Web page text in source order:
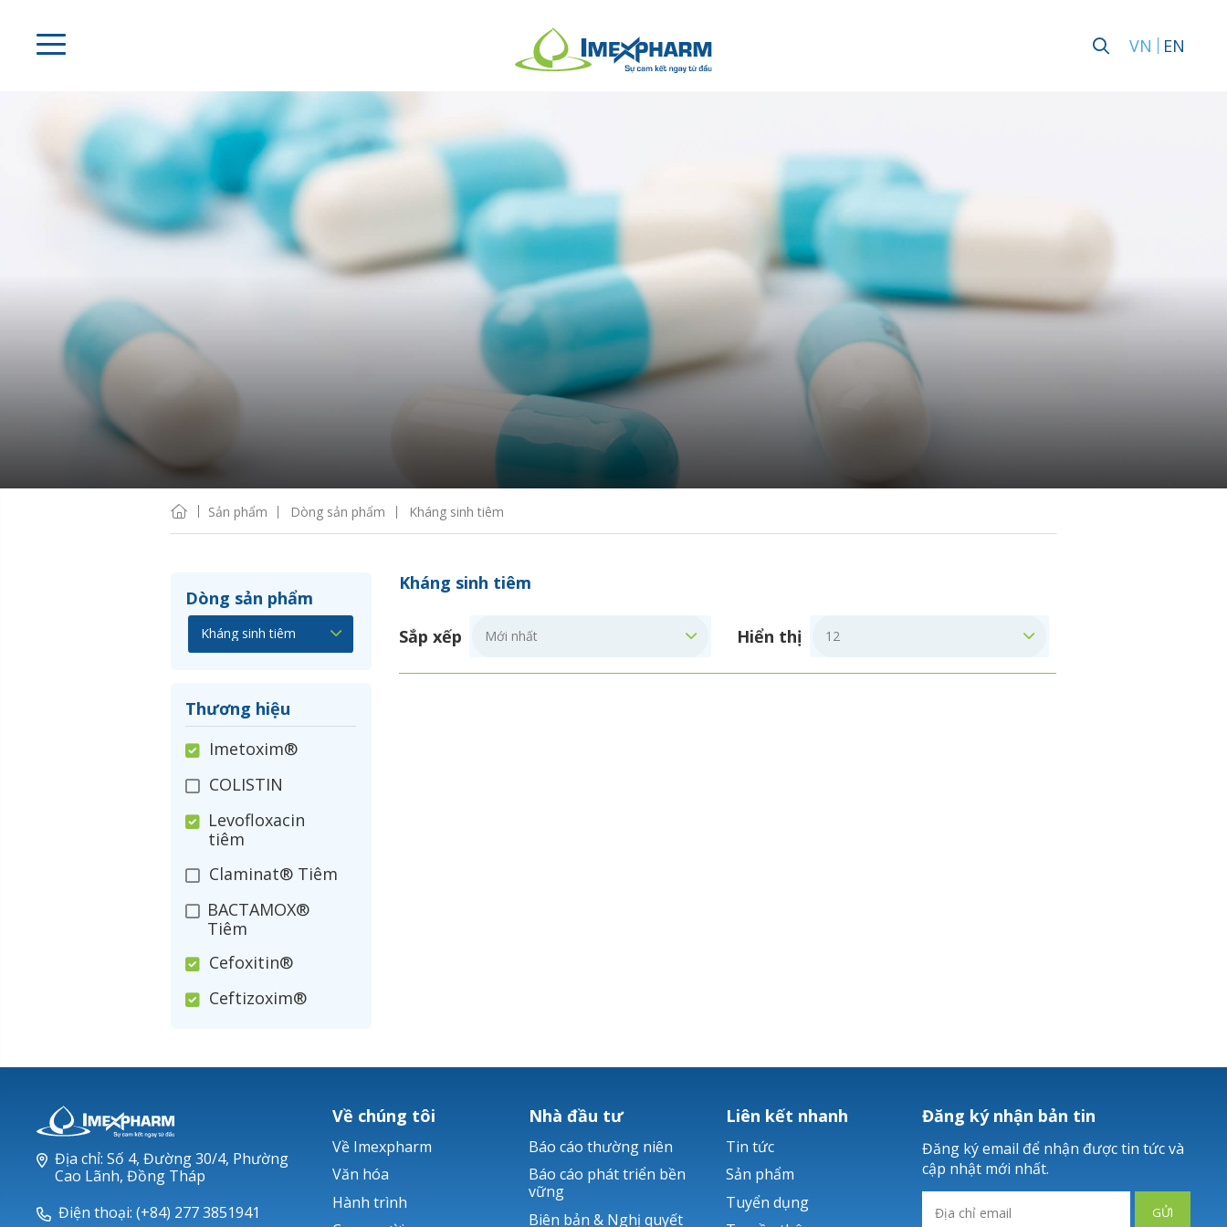
VN EN
Sản phẩm Dòng sản phẩm Kháng sinh tiêm
Dòng sản phẩm
Thương hiệu
Imetoxim®
COLISTIN
Levofloxacin
tiêm
Claminat® Tiêm
BACTAMOX®
Tiêm
Cefoxitin®
Ceftizoxim®
Nerusyn®
Ticarlinat®
Zobacta®
Kháng sinh tiêm
Sắp xếp Hiển thị
Địa chỉ: Số 4, Đường 30/4, Phường
Cao Lãnh, Đồng Tháp
Điện thoại: (+84) 277 3851941
Về chúng tôi
Về Imexpharm
Văn hóa
Hành trình
Nhà đầu tư
Báo cáo thường niên
Báo cáo phát triển bền
vững
Biên bản & Nghị quyết
Liên kết nhanh
Tin tức
Sản phẩm
Tuyển dụng
Đăng ký nhận bản tin
Đăng ký email để nhận được tin tức và
cập nhật mới nhất.
GỬI